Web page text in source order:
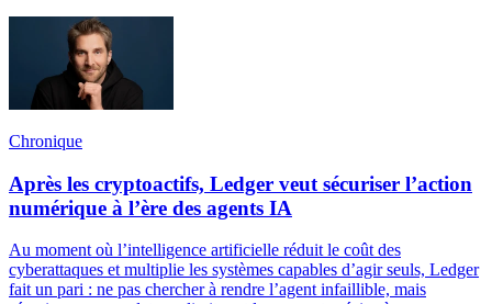
Chronique
Après les cryptoactifs, Ledger veut sécuriser l’action
numérique à l’ère des agents IA
Au moment où l’intelligence artificielle réduit le coût des
cyberattaques et multiplie les systèmes capables d’agir seuls, Ledger
fait un pari : ne pas chercher à rendre l’agent infaillible, mais